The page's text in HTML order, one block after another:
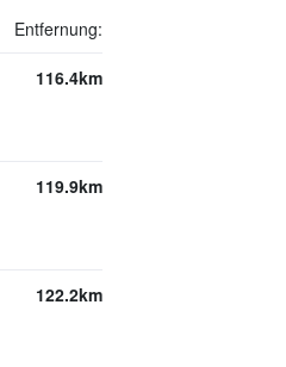
Entfernung:
116.4km
119.9km
122.2km